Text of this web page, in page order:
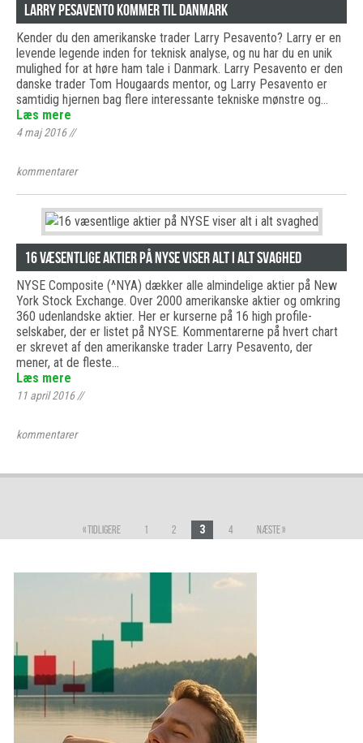
Larry Pesavento kommer til Danmark
Kender du den amerikanske trader Larry Pesavento? Larry er en
levende legende inden for teknisk analyse, og nu har du en unik
mulighed for at høre ham tale i Danmark. Larry Pesavento er den
danske trader Tom Hougaards mentor, og Larry Pesavento er
samtidig hjernen bag flere interessante tekniske mønstre og…
Læs mere
4 maj 2016//
kommentarer
16 væsentlige aktier på NYSE viser alt i alt svaghed
NYSE Composite (^NYA) dækker alle almindelige aktier på New
York Stock Exchange. Over 2000 amerikanske aktier og omkring
360 udenlandske aktier. Her er kurserne på 16 high profile-
selskaber, der er listet på NYSE. Kommentarerne på hvert chart
er skrevet af den amerikanske trader Larry Pesavento, der
mener, at de fleste…
Læs mere
11 april 2016//
kommentarer
« Tidligere 1 2 3 4 Næste »